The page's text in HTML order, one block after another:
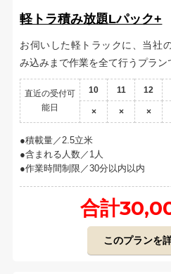
軽トラ積み放題Lパック+
お伺いした軽トラックに、当社
み込みまで作業を全て行うプラン
直近の受付可
能日
10 11 12
× × ×
積載量／2.5立米
含まれる人数／1人
作業時間制限／30分以内以内
合計
このプランを